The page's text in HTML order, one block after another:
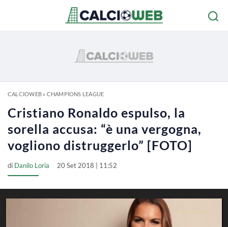
CALCIOWEB» CHAMPIONS LEAGUE
Cristiano Ronaldo espulso, la
sorella accusa: “è una vergogna,
vogliono distruggerlo” [FOTO]
di Danilo Loria 20 Set 2018 | 11:52